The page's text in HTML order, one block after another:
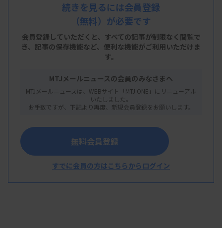
発熱などの症状があり、18日に遺伝子検査してはし
かと確認。2人とも自宅で療養している。
続きを見るには会員登録
（無料）が必要です
会員登録していただくと、すべての記事が制限なく閲覧で
き、 記事の保存機能など、便利な機能がご利用いただけま
す。
MTJメールニュースの会員のみなさまへ
MTJメールニュースは、WEBサイト「MTJ ONE」にリニューアル
いたしました。
お手数ですが、下記より再度、新規会員登録をお願いします。
無料会員登録
すでに会員の方はこちらからログイン